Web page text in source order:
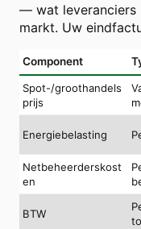
— wat leveranciers
markt. Uw
Component
Spot-/groothandels
prijs
Energiebelasting
Netbeheerderskost
en
BTW